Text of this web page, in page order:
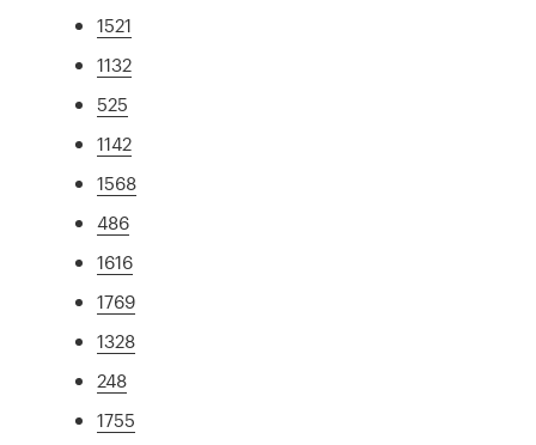
1521
1132
525
1142
1568
486
1616
1769
1328
248
1755